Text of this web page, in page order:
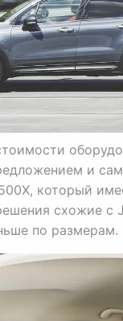
и
который
схожие с
по размерам.